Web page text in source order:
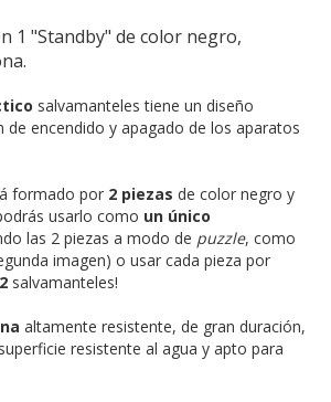
1 "Standby" de color negro,
salvamanteles tiene un diseño
de encendido y apagado de los aparatos
formado por 2 piezas de color negro y
usarlo como un único
las 2 piezas a modo de puzzle, como
imagen) o usar cada pieza por
2 salvamanteles!
altamente resistente, de gran duración,
resistente al agua y apto para